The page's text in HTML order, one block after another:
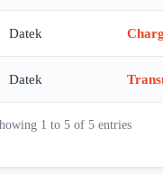
Datek
Datek
1 to 5 of 5 entries